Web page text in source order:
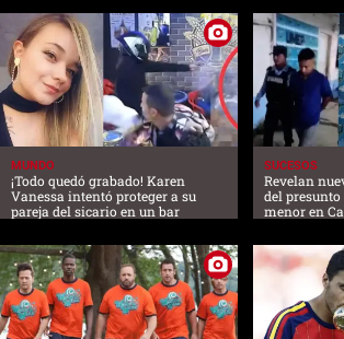
MUNDO
¡Todo quedó grabado! Karen
Vanessa intentó proteger a su
pareja del sicario en un bar
SUCESOS
Revelan
del
menor en